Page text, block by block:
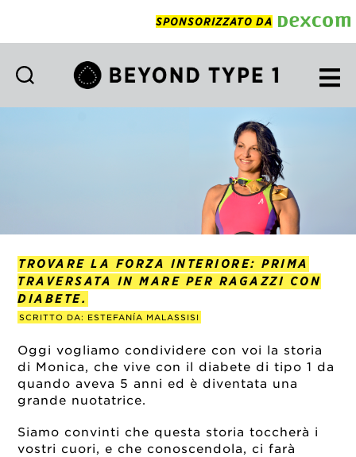
SPONSORIZZATO DA
TROVARE LA FORZA INTERIORE: PRIMA
TRAVERSATA IN MARE PER RAGAZZI CON
DIABETE.
SCRITTO DA: ESTEFANÍA MALASSISI
Oggi vogliamo condividere con voi la storia
di Monica, che vive con il diabete di tipo 1 da
quando aveva 5 anni ed è diventata una
grande nuotatrice.
Siamo convinti che questa storia toccherà i
vostri cuori, e che conoscendola, ci farà